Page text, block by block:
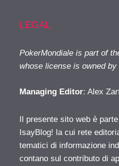
LEGAL
PokerMondiale is part of
whose license is owned
Managing Editor: Alex
Il presente sito web è
IsayBlog! la cui rete
tematici di informazione
contano sul contributo di